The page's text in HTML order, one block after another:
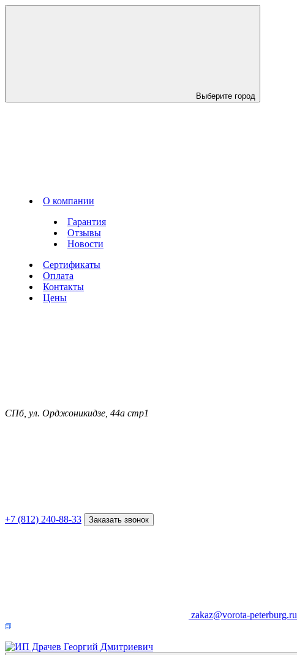
Выберите город
О компании
Гарантия
Отзывы
Новости
Сертификаты
Оплата
Контакты
Цены
СПб, ул. Орджоникидзе, 44а стр1
+7 (812) 240-88-33 Заказать звонок
zakaz@vorota-peterburg.ru